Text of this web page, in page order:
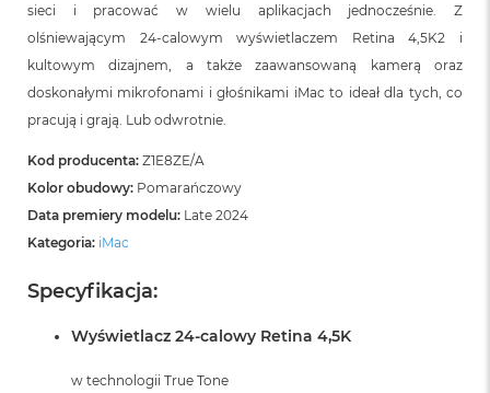
sieci i pracować w wielu aplikacjach jednocześnie. Z
olśniewającym 24‑calowym wyświetlaczem Retina 4,5K2 i
kultowym dizajnem, a także zaawansowaną kamerą oraz
doskonałymi mikrofonami i głośnikami iMac to ideał dla tych, co
pracują i grają. Lub odwrotnie.
Kod producenta: Z1E8ZE/A
Kolor obudowy: Pomarańczowy
Data premiery modelu: Late 2024
Kategoria: iMac
Specyfikacja:
Wyświetlacz 24-calowy Retina 4,5K
w technologii True Tone